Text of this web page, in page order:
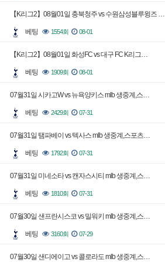
【K리그2】08월01일 충북청주 vs 수원삼성블루윙즈 …
베팅 1554회 08-01
【K리그2】08월01일 화성FC vs 대구 FC K리그…
베팅 1909회 08-01
07월31일 시카고W vs 뉴욕양키스 mlb 생중계,스…
베팅 2429회 07-31
07월31일 탬파베이 vs 텍사스 mlb 생중계,스포츠…
베팅 1792회 07-31
07월31일 미네소타 vs 캔자스시티 mlb 생중계,스…
베팅 1810회 07-31
07월30일 샌프란시스코 vs 밀워키 mlb 생중계,스…
베팅 3160회 07-29
07월30일 샌디에이고 vs 콜로라도 mlb 생중계,스…